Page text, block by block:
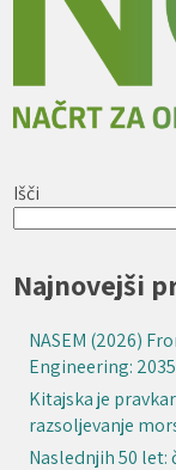
Išči
Najnovejši
NASEM (2026)
Engineering:
Kitajska je
razsoljevanje
Naslednjih 50 let: